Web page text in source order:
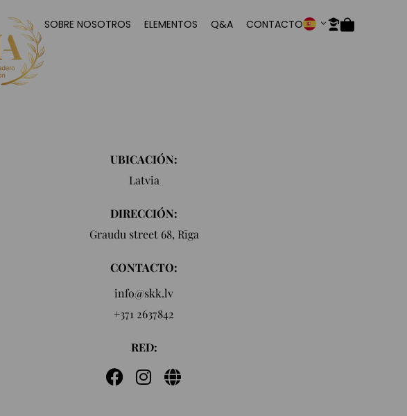
SOBRE NOSOTROS ELEMENTOS Q&A CONTACTO
UBICACIÓN:
Latvia
DIRECCIÓN:
Graudu street 68, Rīga
CONTACTO:
info@skk.lv
+371 2637842
RED: